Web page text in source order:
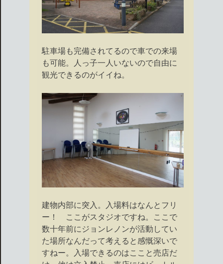
駐車場も完備されてるので車での来場
も可能。人っ子一人いないので自由に
観光できるのがイイね。
建物内部に突入。入場料はなんとフリ
ー！ ここがスタジオですね。ここで
数十年前にジョンレノンが活動してい
た場所なんだって考えると感慨深いで
すねー。入場できるのはここと売店だ